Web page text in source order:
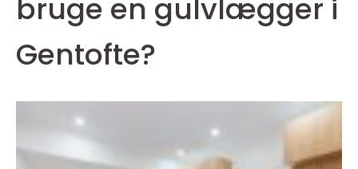
bruge en gulvlægger i
Gentofte?